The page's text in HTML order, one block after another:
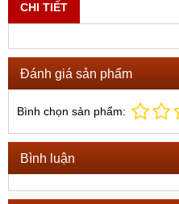
CHI TIẾT
Đánh giá sản phẩm
Bình chọn sản phẩm:
Bình luận